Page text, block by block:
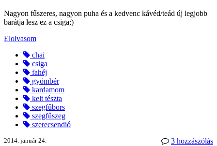
Nagyon fűszeres, nagyon puha és a kedvenc kávéd/teád új legjobb
barátja lesz ez a csiga;)
Elolvasom
chai
csiga
fahéj
gyömbér
kardamom
kelt tészta
szegfűbors
szegfűszeg
szerecsendió
3 hozzászólás
2014. január 24.